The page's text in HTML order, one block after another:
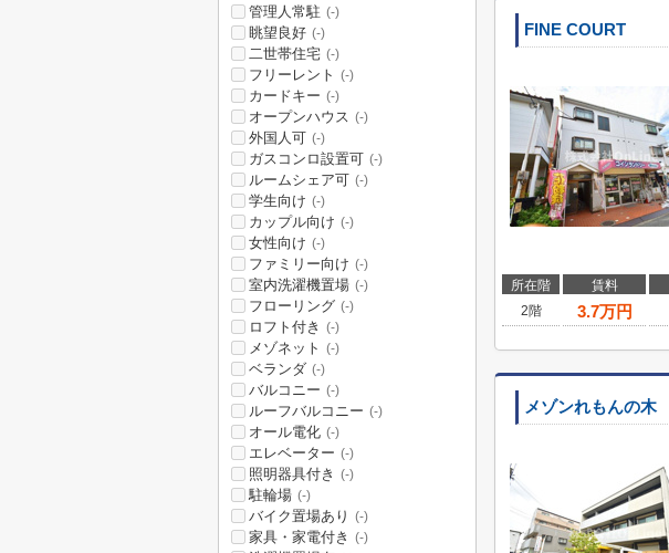
FINE COURT
所在階 賃料
2階
3.7万円
メゾンれもんの木
管理人常駐 (-)
眺望良好 (-)
二世帯住宅 (-)
フリーレント (-)
カードキー (-)
オープンハウス (-)
外国人可 (-)
ガスコンロ設置可 (-)
ルームシェア可 (-)
学生向け (-)
カップル向け (-)
女性向け (-)
ファミリー向け (-)
室内洗濯機置場 (-)
フローリング (-)
ロフト付き (-)
メゾネット (-)
ベランダ (-)
バルコニー (-)
ルーフバルコニー (-)
オール電化 (-)
エレベーター (-)
照明器具付き (-)
駐輪場 (-)
バイク置場あり (-)
家具・家電付き (-)